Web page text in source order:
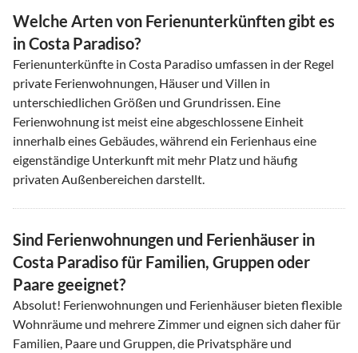
Welche Arten von Ferienunterkünften gibt es
in Costa Paradiso?
Ferienunterkünfte in Costa Paradiso umfassen in der Regel
private Ferienwohnungen, Häuser und Villen in
unterschiedlichen Größen und Grundrissen. Eine
Ferienwohnung ist meist eine abgeschlossene Einheit
innerhalb eines Gebäudes, während ein Ferienhaus eine
eigenständige Unterkunft mit mehr Platz und häufig
privaten Außenbereichen darstellt.
Sind Ferienwohnungen und Ferienhäuser in
Costa Paradiso für Familien, Gruppen oder
Paare geeignet?
Absolut! Ferienwohnungen und Ferienhäuser bieten flexible
Wohnräume und mehrere Zimmer und eignen sich daher für
Familien, Paare und Gruppen, die Privatsphäre und